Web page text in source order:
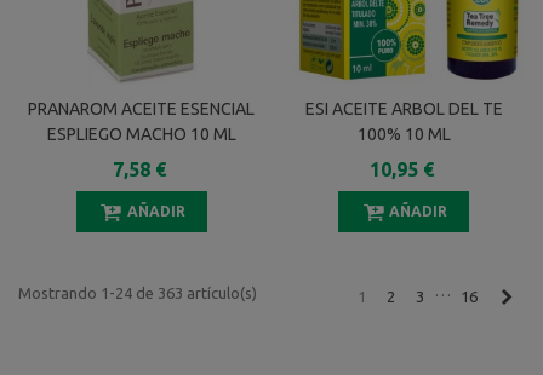
PRANAROM ACEITE ESENCIAL
ESPLIEGO MACHO 10 ML
7,58 €
AÑADIR
ESI ACEITE ARBOL DEL TE
100% 10 ML
10,95 €
AÑADIR
Mostrando 1-24 de 363 artículo(s) 1 2 3 16